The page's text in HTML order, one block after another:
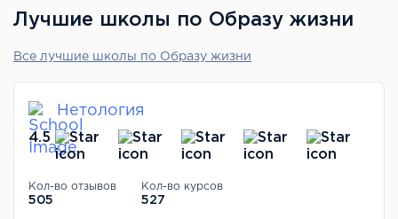
Лучшие школы по Образу жизни
Все лучшие школы по Образу жизни
Нетология
4.5
Кол-во отзывов
505
Кол-во курсов
527